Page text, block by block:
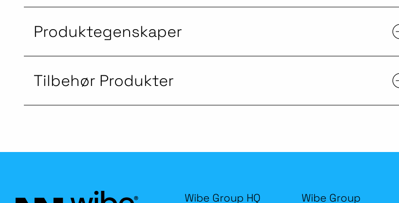
Produktegenskaper
Tilbehør Produkter
Wibe Group HQ Wibe Group